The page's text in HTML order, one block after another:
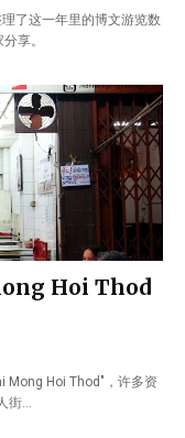
了这一年里的博文游览数
享。
Hoi Thod
Mong Hoi Thod"，许多资
街…